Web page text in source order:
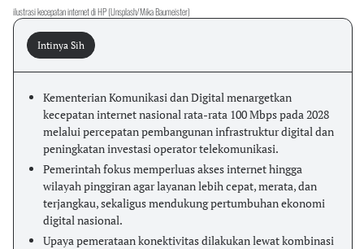
ilustrasi kecepatan internet di HP (Unsplash/Mika Baumeister)
Intinya Sih
Kementerian Komunikasi dan Digital menargetkan
kecepatan internet nasional rata-rata 100 Mbps pada 2028
melalui percepatan pembangunan infrastruktur digital dan
peningkatan investasi operator telekomunikasi.
Pemerintah fokus memperluas akses internet hingga
wilayah pinggiran agar layanan lebih cepat, merata, dan
terjangkau, sekaligus mendukung pertumbuhan ekonomi
digital nasional.
Upaya pemerataan konektivitas dilakukan lewat kombinasi